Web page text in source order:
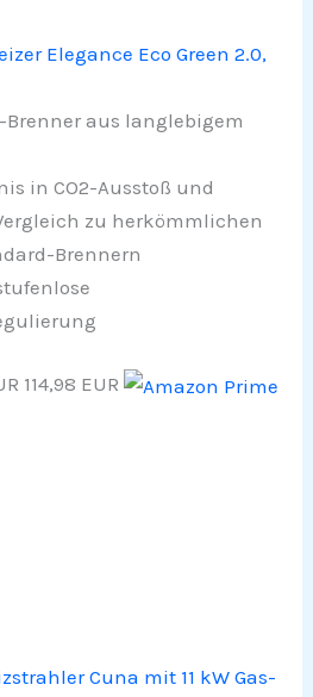
Elegance Eco Green 2.0,
Brenner aus langlebigem
in CO2-Ausstoß und
zu herkömmlichen
Brennern​
114,98 EUR
Cuna mit 11 kW Gas-